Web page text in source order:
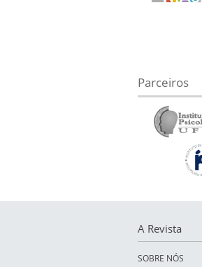
Parceiros
A Revista
SOBRE NÓS